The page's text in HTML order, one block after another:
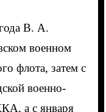
В. А.
военном
флота, затем с
военно-
а с января